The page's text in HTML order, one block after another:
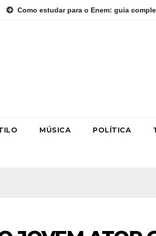
para o Enem: guia completo para
MÚSICA POLÍTICA